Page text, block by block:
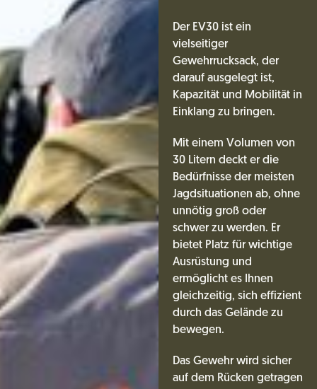
Der EV30 ist ein
vielseitiger
Gewehrrucksack, der
darauf ausgelegt ist,
Kapazität und Mobilität in
Einklang zu bringen.
Mit einem Volumen von
30 Litern deckt er die
Bedürfnisse der meisten
Jagdsituationen ab, ohne
unnötig groß oder
schwer zu werden. Er
bietet Platz für wichtige
Ausrüstung und
ermöglicht es Ihnen
gleichzeitig, sich effizient
durch das Gelände zu
bewegen.
Das Gewehr wird sicher
auf dem Rücken getragen